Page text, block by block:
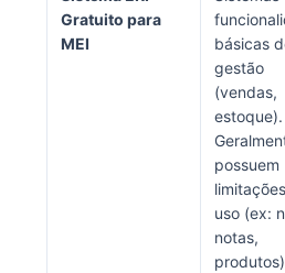
Gratuito para
MEI
básicas
gestão
(vendas,
estoque).
possuem
uso (ex:
notas,